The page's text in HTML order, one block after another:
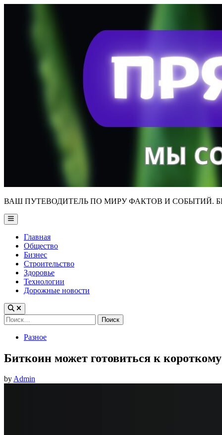
ВАШ ПУТЕВОДИТЕЛЬ ПО МИРУ ФАКТОВ И СОБЫТИЙ.
Main
Menu
Главная
Общество
Бизнес
Строительство
Здоровье
Технологии
Дорожные новости
Найти:
PostedРазное
Биткоин может готовиться к
byAdmin